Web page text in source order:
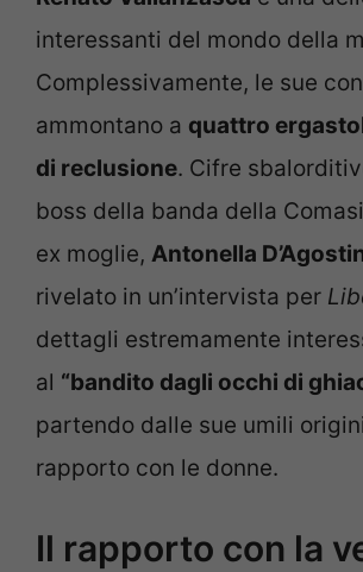
interessanti del mondo della
Complessivamente, le sue
ammontano a quattro
di reclusione. Cifre
boss della banda della
ex moglie, Antonella
rivelato in un’intervista per
dettagli estremamente
al “bandito dagli occhi di
partendo dalle sue umili
rapporto con le donne.
Il rapporto con la